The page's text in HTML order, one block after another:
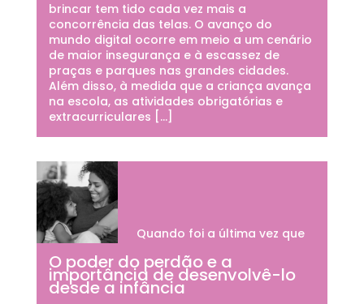
brincar tem tido cada vez mais a
concorrência das telas. O avanço do
mundo digital ocorre em meio a um cenário
de maior insegurança e à escassez de
praças e parques nas grandes cidades.
Além disso, à medida que a criança avança
na escola, as atividades obrigatórias e
extracurriculares […]
O poder do perdão e a
importância de desenvolvê-lo
desde a infância
Quando foi a última vez que